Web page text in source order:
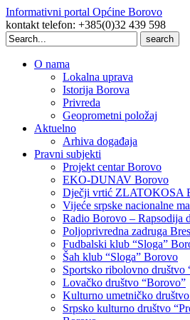
Informativni portal Općine Borovo
kontakt telefon: +385(0)32 439 598
Search
for:
O nama
Lokalna uprava
Istorija Borova
Privreda
Geoprometni položaj
Aktuelno
Arhiva događaja
Pravni subjekti
Projekt centar Borovo
EKO-DUNAV Borovo
Dječji vrtić ZLATOKOSA
Vijeće srpske nacionalne
Radio Borovo – Rapsodija
Poljoprivredna zadruga
Fudbalski klub “Sloga”
Šah klub “Sloga” Borovo
Sportsko ribolovno društvo
Lovačko društvo “Borovo”
Kulturno umetničko
Srpsko kulturno društvo